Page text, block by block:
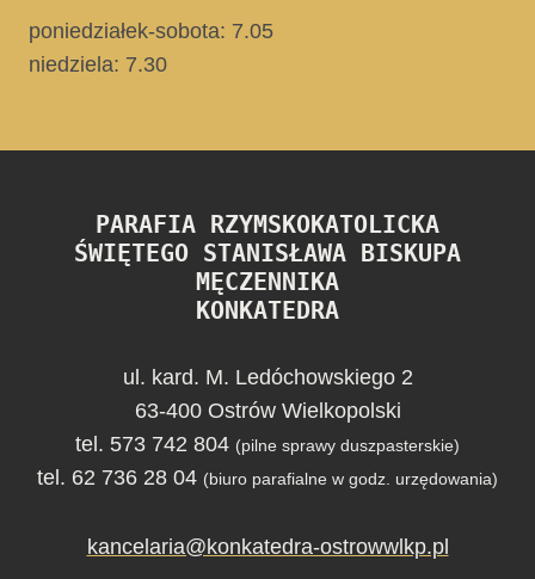
poniedziałek-sobota: 7.05
niedziela: 7.30
PARAFIA RZYMSKOKATOLICKA
ŚWIĘTEGO STANISŁAWA BISKUPA
MĘCZENNIKA
KONKATEDRA
ul. kard. M. Ledóchowskiego 2
63-400 Ostrów Wielkopolski
tel. 573 742 804 (pilne sprawy duszpasterskie)
tel. 62 736 28 04 (biuro parafialne w godz. urzędowania)
kancelaria@konkatedra-ostrowwlkp.pl